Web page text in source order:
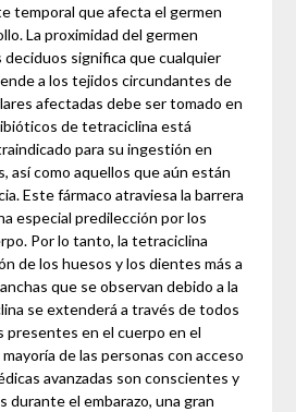
temporal que afecta el germen
La proximidad del germen
significa que cualquier
a los tejidos circundantes de
afectadas debe ser tomado en
de tetraciclina está
para su ingestión en
así como aquellos que aún están
Este fármaco atraviesa la barrera
especial predilección por los
Por lo tanto, la tetraciclina
de los huesos y los dientes más a
que se observan debido a la
se extenderá a través de todos
en el cuerpo en el
de las personas con acceso
avanzadas son conscientes y
durante el embarazo, una gran